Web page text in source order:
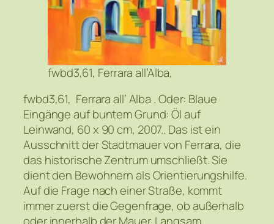
fwbd3,61, Ferrara all’Alba,
fwbd3,61, Ferrara all’ Alba . Oder: Blaue
Eingänge auf buntem Grund: Öl auf
Leinwand, 60 x 90 cm, 2007.. Das ist ein
Ausschnitt der Stadtmauer von Ferrara, die
das historische Zentrum umschließt. Sie
dient den Bewohnern als Orientierungshilfe.
Auf die Frage nach einer Straße, kommt
immer zuerst die Gegenfrage, ob außerhalb